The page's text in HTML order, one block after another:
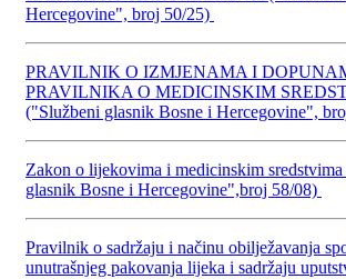
Hercegovine", broj 50/25)
PRAVILNIK O IZMJENAMA I
PRAVILNIKA O MEDICINSKIM
("Službeni glasnik Bosne i Hercegovine",
Zakon o lijekovima i medicinskim
glasnik Bosne i Hercegovine",broj 58/08)
Pravilnik o sadržaju i načinu obilježavanja
unutrašnjeg pakovanja lijeka i sadržaju